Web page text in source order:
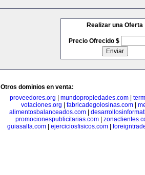
Realizar una Oferta
Precio Ofrecido $
Otros dominios en venta:
proveedores.org
mundopropiedades.com|
votaciones.org
fabricadegolosinas.com
alimentosbalanceados.com
promocionespublicitarias.com|
guiasalta.com
ejerciciosfisicos.com